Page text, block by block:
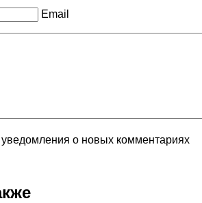
Email
уведомления о новых комментариях